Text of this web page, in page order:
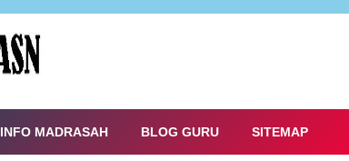
INFO MADRASAH BLOG GURU SITEMAP